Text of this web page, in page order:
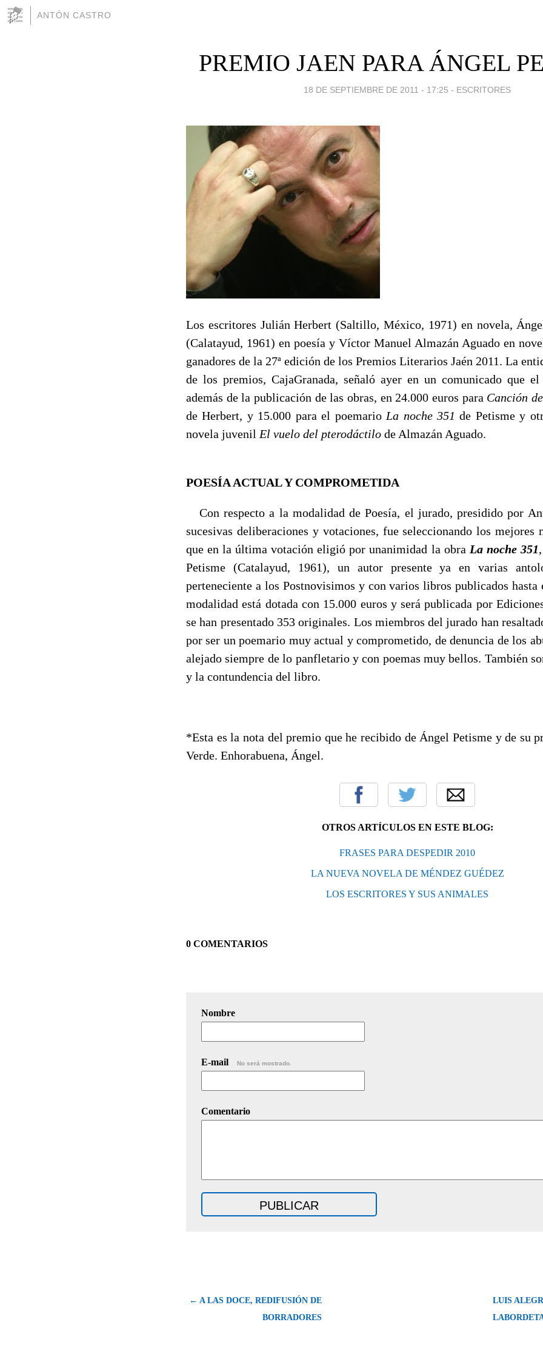
ANTÓN CASTRO
PREMIO JAEN PARA ÁNGEL
18 DE SEPTIEMBRE DE 2011 - 17:25 - ESCRITORES
Los escritores Julián Herbert (Saltillo, México, 1971) en novela,
(Calatayud, 1961) en poesía y Víctor Manuel Almazán Aguado en
ganadores de la 27ª edición de los Premios Literarios Jaén 2011. La
de los premios, CajaGranada, señaló ayer en un comunicado que
además de la publicación de las obras, en 24.000 euros para Canción
de Herbert, y 15.000 para el poemarioLa noche 351 de Petisme y
novela juvenil El vuelo del pterodáctilo de Almazán Aguado.
POESÍA ACTUAL Y COMPROMETIDA
Con respecto a la modalidad de Poesía, el jurado, presidido por
sucesivas deliberaciones y votaciones, fue seleccionando los mejores
que en la última votación eligió por unanimidad la obra La noche 351
Petisme (Catalayud, 1961), un autor presente ya en varias
perteneciente a los Postnovisimos y con varios libros publicados hasta
modalidad está dotada con 15.000 euros y será publicada por
se han presentado 353 originales. Los miembros del jurado han
por ser un poemario muy actual y comprometido, de denuncia de los
alejado siempre de lo panfletario y con poemas muy bellos. También
y la contundencia del libro.
*Esta es la nota del premio que he recibido de Ángel Petisme y de su
Verde. Enhorabuena, Ángel.
OTROS ARTÍCULOS EN ESTE BLOG:
FRASES PARA DESPEDIR 2010
LA NUEVA NOVELA DE MÉNDEZ GUÉDEZ
LOS ESCRITORES Y SUS ANIMALES
0 COMENTARIOS
Nombre
E-mail No será mostrado.
Comentario
← A LAS DOCE, REDIFUSIÓN DE
BORRADORES
LUIS